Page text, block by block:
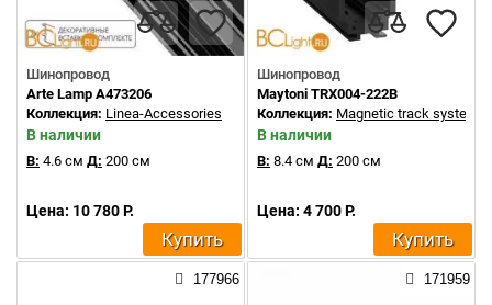
Шинопровод
Arte Lamp A473206
Коллекция: Linea-Accessories
В наличии
В: 4.6 см Д: 200 см
Цена: 10 780 Р.
Купить
Шинопровод
Maytoni TRX004-222B
Коллекция: Magnetic track system
В наличии
В: 8.4 см Д: 200 см
Цена: 4 700 Р.
Купить
177966 171959